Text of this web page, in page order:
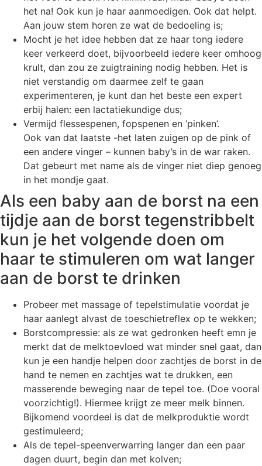
het na! Ook kun je haar aanmoedigen. Ook dat helpt.
Aan jouw stem horen ze wat de bedoeling is;
Mocht je het idee hebben dat ze haar tong iedere
keer verkeerd doet, bijvoorbeeld iedere keer omhoog
krult, dan zou ze zuigtraining nodig hebben. Het is
niet verstandig om daarmee zelf te gaan
experimenteren, je kunt dan het beste een expert
erbij halen: een lactatiekundige dus;
Vermijd flessespenen, fopspenen en ‘pinken’.
Ook van dat laatste -het laten zuigen op de pink of
een andere vinger – kunnen baby’s in de war raken.
Dat gebeurt met name als de vinger niet diep genoeg
in het mondje gaat.
Als een baby aan de borst na een
tijdje aan de borst tegenstribbelt
kun je het volgende doen om
haar te stimuleren om wat langer
aan de borst te drinken
Probeer met massage of tepelstimulatie voordat je
haar aanlegt alvast de toeschietreflex op te wekken;
Borstcompressie: als ze wat gedronken heeft emn je
merkt dat de melktoevloed wat minder snel gaat, dan
kun je een handje helpen door zachtjes de borst in de
hand te nemen en zachtjes wat te drukken, een
masserende beweging naar de tepel toe. (Doe vooral
voorzichtig!). Hiermee krijgt ze meer melk binnen.
Bijkomend voordeel is dat de melkproduktie wordt
gestimuleerd;
Als de tepel-speenverwarring langer dan een paar
dagen duurt, begin dan met kolven;